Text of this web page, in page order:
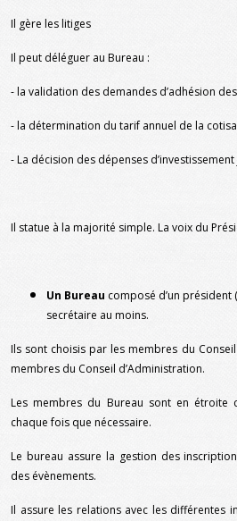
Il gère les litiges
Il peut déléguer au Bureau :
- la validation des demandes d’adhésion
- la détermination du tarif annuel de la
- La décision des dépenses d’investissement
Il statue à la majorité simple. La voix du
Un Bureau composé d’un président
secrétaire au moins.
Ils sont choisis par les membres du
membres du Conseil d’Administration.
Les membres du Bureau sont en étroite
chaque fois que nécessaire.
Le bureau assure la gestion des
des évènements.
Il assure les relations avec les différentes